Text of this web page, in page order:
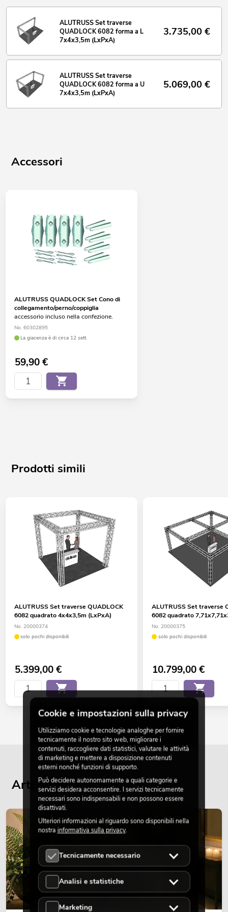
ALUTRUSS Set traverse
QUADLOCK 6082 forma a L
7x4x3,5m (LxPxA)
3.735,00 €
ALUTRUSS Set traverse
QUADLOCK 6082 forma a U
7x4x3,5m (LxPxA)
5.069,00 €
Accessori
ALUTRUSS QUADLOCK Set Cono di
collegamento/perno/coppiglia
accessorio incluso nella confezione.
No. 60302895
La giacenza è di circa 12 sett.
59,90€
Prodotti simili
ALUTRUSS Set traverse QUADLOCK
6082 quadrato 4x4x3,5m (LxPxA)
No. 20000374
solo pochi disponibili
5.399,00€
ALUTRUSS Set traverse
6082 quadrato
No. 20000375
solo pochi disponibili
10.799,00€
Articoli attuali del blog
DECORAZIONE
Cookie e impostazioni sulla privacy
Utilizziamo cookie e tecnologie analoghe per fornire
tecnicamente il nostro sito web, migliorare i
contenuti, raccogliere dati statistici, valutare le attività
di marketing e mettere a disposizione contenuti
esterni nonché funzioni di supporto.
Può decidere autonomamente a quali categorie e
servizi desidera acconsentire. I servizi tecnicamente
necessari sono indispensabili e non possono essere
disattivati.
Ulteriori informazioni al riguardo sono disponibili nella
nostra informativa sulla privacy.
Tecnicamente necessario
Analisi e statistiche
Marketing